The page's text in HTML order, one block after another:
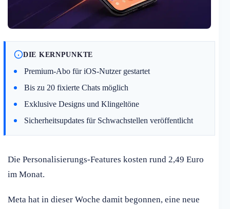
DIE KERNPUNKTE
Premium-Abo für iOS-Nutzer gestartet
Bis zu 20 fixierte Chats möglich
Exklusive Designs und Klingeltöne
Sicherheitsupdates für Schwachstellen veröffentlicht
Die Personalisierungs-Features kosten rund 2,49 Euro
im Monat.
Meta hat in dieser Woche damit begonnen, eine neue